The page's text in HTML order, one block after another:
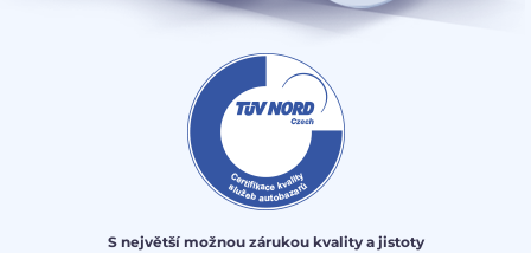
S největší možnou zárukou kvality a jistoty